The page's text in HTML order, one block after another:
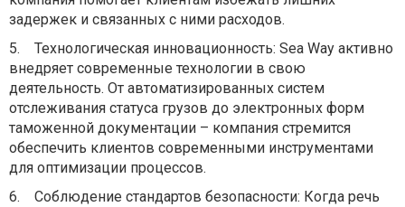
задержек и связанных с ними расходов.
5.
Технологическая инновационность: Sea Way активно
внедряет современные технологии в свою
деятельность. От автоматизированных систем
отслеживания статуса грузов до электронных форм
таможенной документации – компания стремится
обеспечить клиентов современными инструментами
для оптимизации процессов.
6.
Соблюдение стандартов безопасности: Когда речь